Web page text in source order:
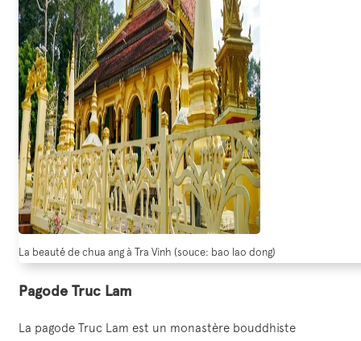
La beauté de chua ang à Tra Vinh (souce: bao lao dong)
Pagode Truc Lam
La pagode Truc Lam est un monastère bouddhiste